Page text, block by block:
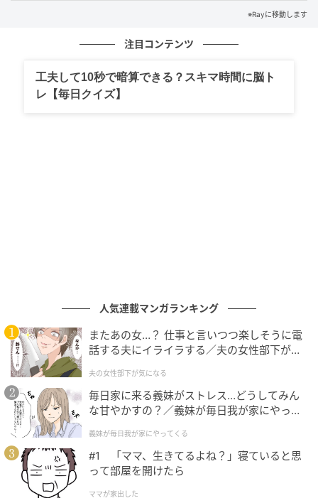
「事態の移り変わりが急激なこと」を指
す言葉として使われますよ。
みなさんはわかりましたか？
【二字熟語クロスワード】真ん中に入る漢字
は？頭の体操にトライしてみよう！
の記事をもっとみる
※Rayに移動します
注目コンテンツ
工夫して10秒で暗算できる？スキマ時間に脳ト
レ【毎日クイズ】
人気連載マンガランキング
またあの女…？ 仕事と言いつつ楽しそうに電
話する夫にイライラする／夫の女性部下が気
夫の女性部下が気になる
毎日家に来る義妹がストレス…どうしてみん
な甘やかすの？／義妹が毎日我が家にやって
が】
義妹が毎日我が家にやってくる
#1 「ママ、生きてるよね？」寝ていると思
って部屋を開けたら
ママが家出した